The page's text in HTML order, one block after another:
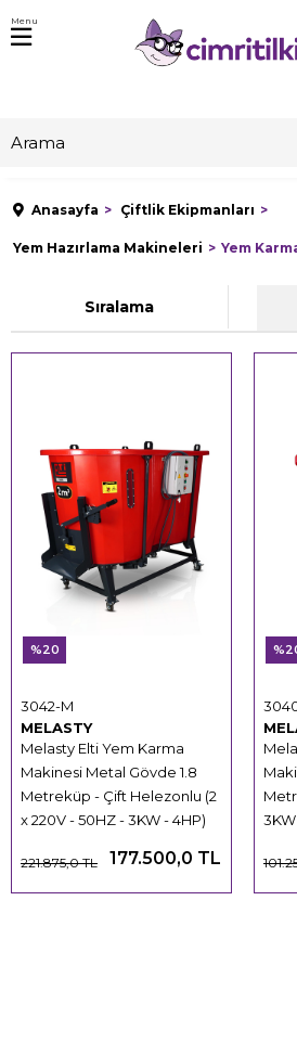
Menu
Anasayfa Çiftlik Ekipmanları
Yem Hazırlama Makineleri Yem
Sıralama
MELASTY
Melasty Elti Yem Karma
Makinesi Metal Gövde 1.8
Metreküp - Çift Helezonlu (2
x 220V - 50HZ - 3KW - 4HP)
3042-M
177.500,0 TL
221.875,0 TL
%20